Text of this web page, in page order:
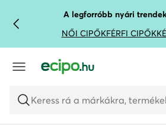
UGRÁS A FŐ TARTALOMRA
UGRÁS A KERESÉSHEZ
A legforróbb nyári
NŐI CIPŐKFÉRFI CIPŐK
Keress rá a márkákra,